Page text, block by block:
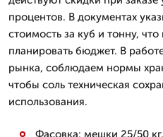
процентов. В документах
стоимость за куб и тонну,
планировать бюджет. В
рынка, соблюдаем нормы
чтобы соль техническая
использования.
Фасовка: мешки 25/50 кг,